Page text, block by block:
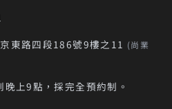
東路四段186號9樓之11 (尚業
上9點，採完全預約制。